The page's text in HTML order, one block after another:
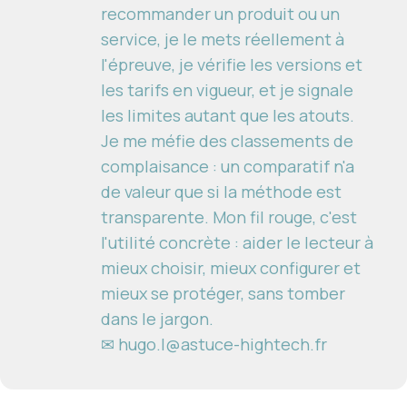
recommander un produit ou un
service, je le mets réellement à
l'épreuve, je vérifie les versions et
les tarifs en vigueur, et je signale
les limites autant que les atouts.
Je me méfie des classements de
complaisance : un comparatif n'a
de valeur que si la méthode est
transparente. Mon fil rouge, c'est
l'utilité concrète : aider le lecteur à
mieux choisir, mieux configurer et
mieux se protéger, sans tomber
dans le jargon.
✉ hugo.l@astuce-hightech.fr